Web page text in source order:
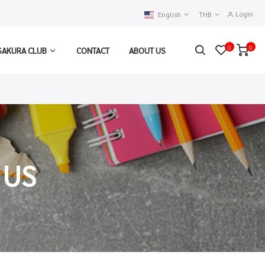
English THB Login
CLUB CONTACT ABOUT US 0 0